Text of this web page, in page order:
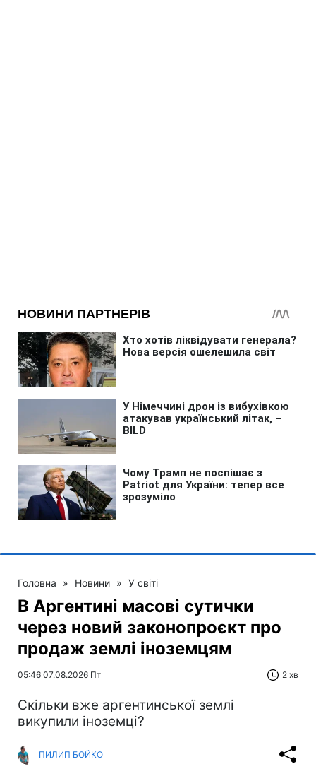
Головна » Новини » У світі
В Аргентині масові сутички
через новий законопроєкт про
продаж землі іноземцям
05:46 07.08.2026 Пт 2 хв
Скільки вже аргентинської землі
викупили іноземці?
ПИЛИП БОЙКО